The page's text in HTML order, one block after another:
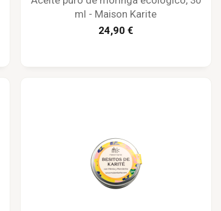
ml - Maison Karite
24,90 €